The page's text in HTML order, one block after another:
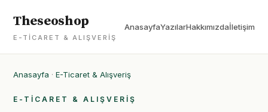
Theseoshop
E-TICARET & ALIŞVERIŞ
AnasayfaYazılarHakkımızdaİletişim
Anasayfa · E-Ticaret & Alışveriş
E-TICARET & ALIŞVERIŞ